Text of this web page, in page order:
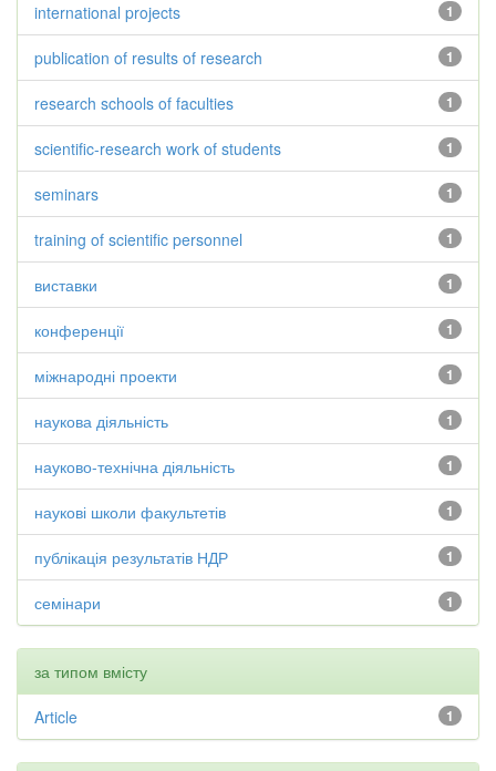
1
international projects
1
publication of results of research
1
research schools of faculties
1
scientific-research work of students
1
seminars
1
training of scientific personnel
1
виставки
1
конференції
1
міжнародні проекти
1
наукова діяльність
1
науково-технічна діяльність
1
наукові школи факультетів
1
публікація результатів НДР
1
семінари
за типом вмісту
1
Article